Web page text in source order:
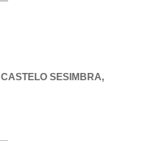
CASTELO SESIMBRA,